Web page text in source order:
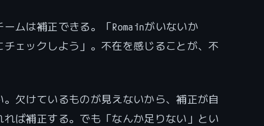
ムは補正できる。「Romainがいないか
ェックしよう」。不在を感じることが、不
欠けているものが見えないから、補正が自
ば補正する。でも「なんか足りない」とい